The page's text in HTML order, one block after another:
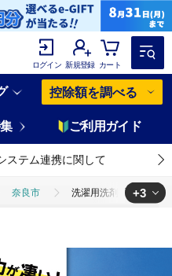
ログイン 新規登録 カート
控除額を調べる
ご利用ガイド
ステム連携に関して
奈良市 洗濯用洗剤「せんたく
貨・日用品
+3